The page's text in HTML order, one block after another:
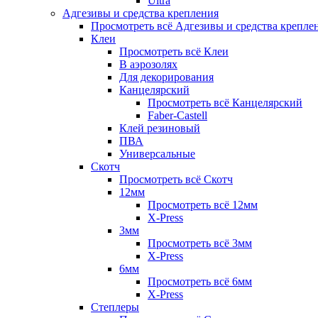
Адгезивы и средства крепления
Просмотреть всё Адгезивы и средства
Клеи
Просмотреть всё Клеи
В аэрозолях
Для декорирования
Канцелярский
Просмотреть всё Канцелярский
Faber-Castell
Клей резиновый
ПВА
Универсальные
Скотч
Просмотреть всё Скотч
12мм
Просмотреть всё 12мм
X-Press
3мм
Просмотреть всё 3мм
X-Press
6мм
Просмотреть всё 6мм
X-Press
Степлеры